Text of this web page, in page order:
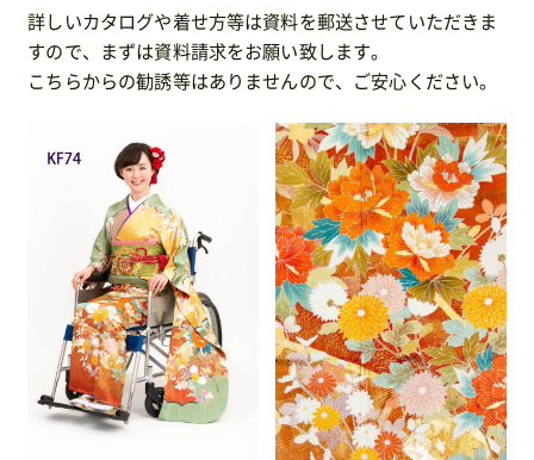
詳しいカタログや着せ方等は資料を郵送させていただきま
すので、まずは資料請求をお願い致します。
こちらからの勧誘等はありませんので、ご安心ください。